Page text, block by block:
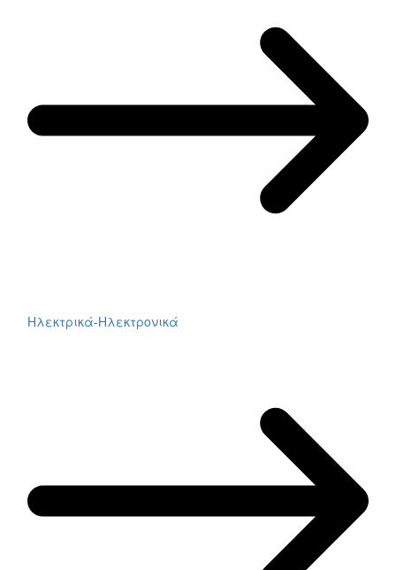
Ηλεκτρικά-Ηλεκτρονικά